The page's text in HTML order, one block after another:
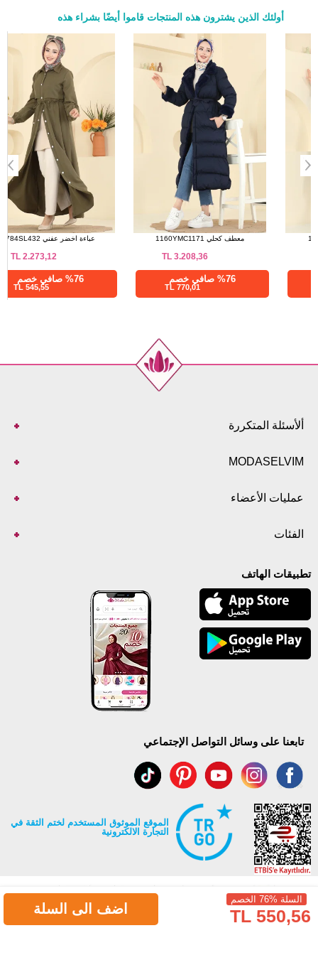
السلة %76 الخصم
550,56 TL اضف الى السلة
أولئك الذين يشترون هذه المنتجات قاموا أيضًا بشراء هذه
a>
معطف كحلي 1160YMC1171
TL
معطف أسود 1160YMC1171
TL
ألأسئلة المتكررة
MODASELVIM
عمليات الأعضاء
الفئات
تطبيقات الهاتف
تابعنا على وسائل التواصل الإجتماعي
الموقع الموثوق المستخدم لختم الثقة في
التجارة الالكترونية
جميع حقوق Modaselvim محفوظة ©2026